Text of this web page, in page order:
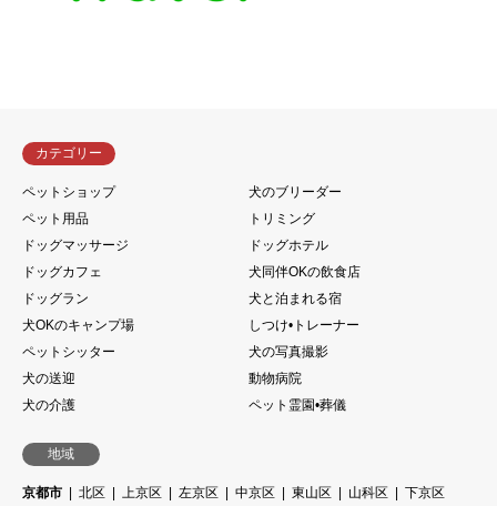
カテゴリー
ペットショップ
犬のブリーダー
ペット用品
トリミング
ドッグマッサージ
ドッグホテル
ドッグカフェ
犬同伴OKの飲食店
ドッグラン
犬と泊まれる宿
犬OKのキャンプ場
しつけ•トレーナー
ペットシッター
犬の写真撮影
犬の送迎
動物病院
犬の介護
ペット霊園•葬儀
地域
京都市 北区 上京区 左京区 中京区 東山区 山科区
下京区